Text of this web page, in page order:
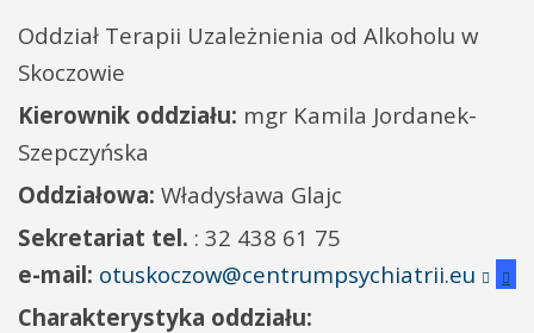
Oddział Terapii Uzależnienia od Alkoholu w
Skoczowie
Kierownik oddziału: mgr Kamila Jordanek-
Szepczyńska
Oddziałowa: Władysława Glajc
Sekretariat tel. : 32 438 61 75
e-mail: otuskoczow@centrumpsychiatrii.eu
Charakterystyka oddziału: